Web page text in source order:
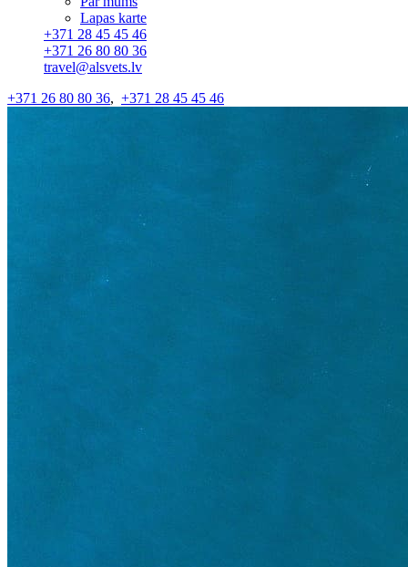
Lapas karte
+371 28 45 45 46
+371 26 80 80 36
travel@alsvets.lv
+371 26 80 80 36, +371 28 45 45 46